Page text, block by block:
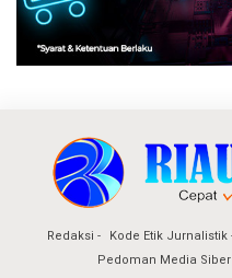
Redaksi Kode Etik Jurnalistik
Pedoman Media Siber